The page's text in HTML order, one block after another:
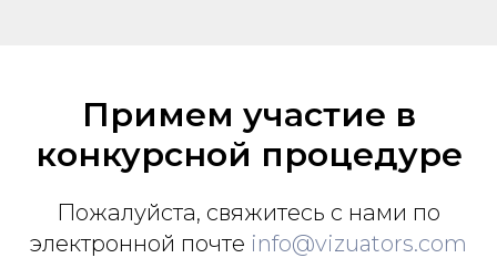
Примем участие в
конкурсной процедуре
Пожалуйста, свяжитесь с нами по
электронной почте info@vizuators.com